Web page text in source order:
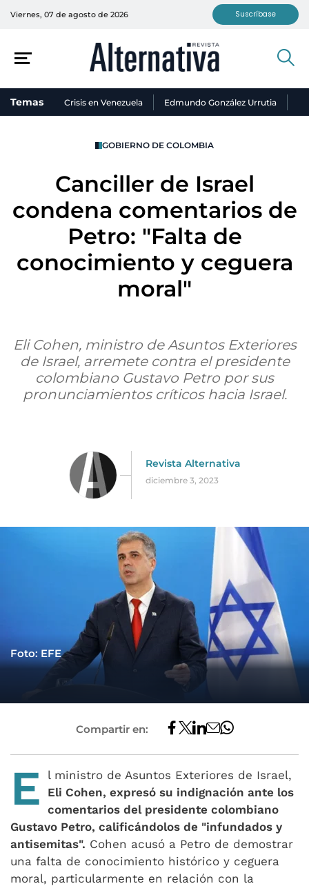
Viernes, 07 de agosto de 2026 Suscríbase
Temas Crisis en Venezuela Edmundo González Urrutia
GOBIERNO DE COLOMBIA
Canciller de Israel
condena comentarios de
Petro: "Falta de
conocimiento y ceguera
moral"
Eli Cohen, ministro de Asuntos Exteriores
de Israel, arremete contra el presidente
colombiano Gustavo Petro por sus
pronunciamientos críticos hacia Israel.
Revista Alternativa
diciembre 3, 2023
Foto: EFE
Compartir en:
E
l ministro de Asuntos Exteriores de Israel,
Eli Cohen, expresó su indignación ante los
comentarios del presidente colombiano
Gustavo Petro, calificándolos de "infundados y
antisemitas". Cohen acusó a Petro de demostrar
una falta de conocimiento histórico y ceguera
moral, particularmente en relación con la